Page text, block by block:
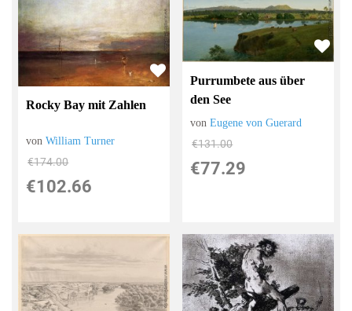
Rocky Bay mit Zahlen
vonWilliam Turner
€174.00
€102.66
Purrumbete aus über
den See
vonEugene von Guerard
€131.00
€77.29